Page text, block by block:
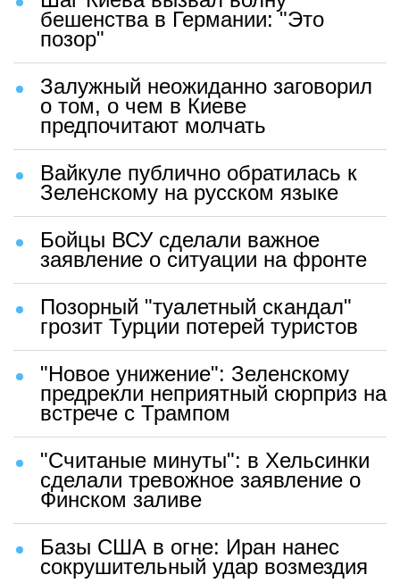
бешенства в Германии: "Это
позор"
Залужный неожиданно заговорил
о том, о чем в Киеве
предпочитают молчать
Вайкуле публично обратилась к
Зеленскому на русском языке
Бойцы ВСУ сделали важное
заявление о ситуации на фронте
Позорный "туалетный скандал"
грозит Турции потерей туристов
"Новое унижение": Зеленскому
предрекли неприятный сюрприз на
встрече с Трампом
"Считаные минуты": в Хельсинки
сделали тревожное заявление о
Финском заливе
Базы США в огне: Иран нанес
сокрушительный удар возмездия